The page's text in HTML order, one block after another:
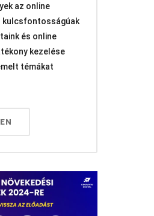
az online
kulcsfontosságúak
és online
kezelése
témákat